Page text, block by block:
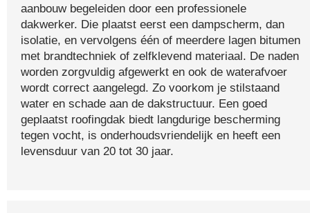
aanbouw begeleiden door een professionele
dakwerker. Die plaatst eerst een dampscherm, dan
isolatie, en vervolgens één of meerdere lagen bitumen
met brandtechniek of zelfklevend materiaal. De naden
worden zorgvuldig afgewerkt en ook de waterafvoer
wordt correct aangelegd. Zo voorkom je stilstaand
water en schade aan de dakstructuur. Een goed
geplaatst roofingdak biedt langdurige bescherming
tegen vocht, is onderhoudsvriendelijk en heeft een
levensduur van 20 tot 30 jaar.